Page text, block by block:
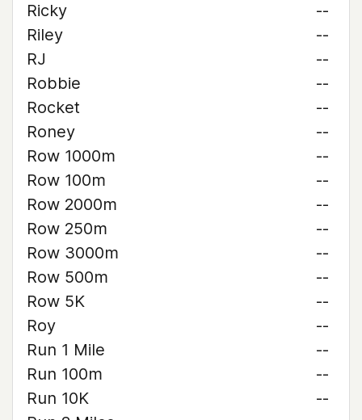
Ricky
--
Riley
--
RJ
--
Robbie
--
Rocket
--
Roney
--
Row 1000m
--
Row 100m
--
Row 2000m
--
Row 250m
--
Row 3000m
--
Row 500m
--
Row 5K
--
Roy
--
Run 1 Mile
--
Run 100m
--
Run 10K
--